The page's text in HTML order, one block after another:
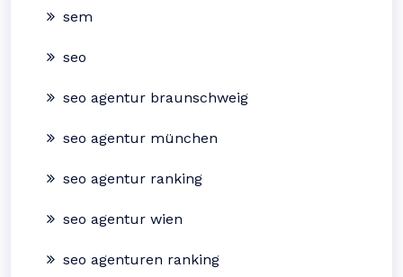
sem
seo
seo agentur braunschweig
seo agentur münchen
seo agentur ranking
seo agentur wien
seo agenturen ranking